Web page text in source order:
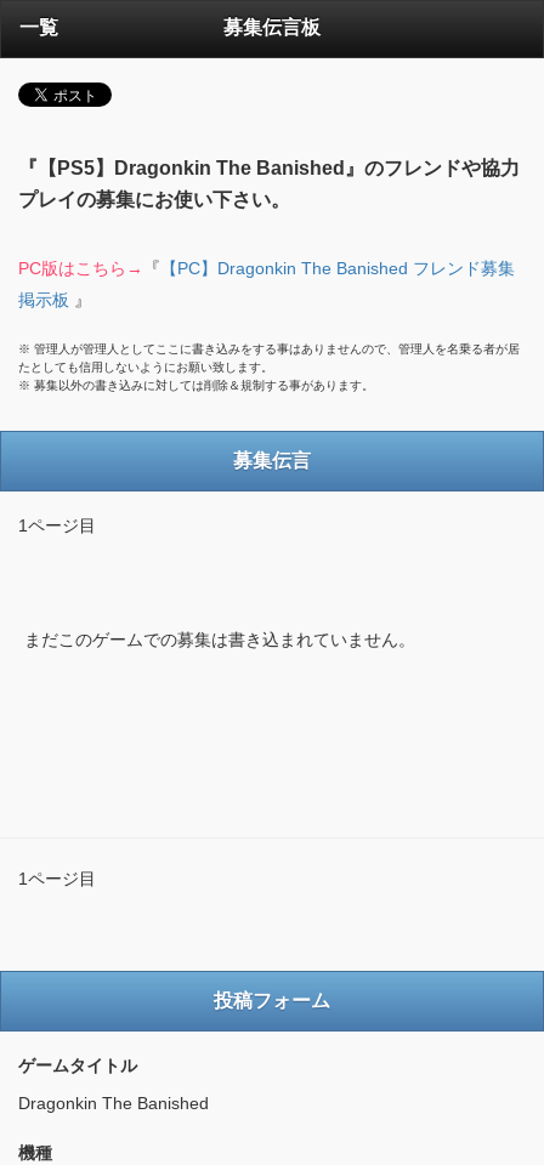
一覧 募集伝言板
『【PS5】Dragonkin The Banished』のフレンドや協力
プレイの募集にお使い下さい。
PC版はこちら→ 『 【PC】Dragonkin The Banished フレンド募集
掲示板 』
※ 管理人が管理人としてここに書き込みをする事はありませんので、管理人を名乗る者が居
たとしても信用しないようにお願い致します。
※ 募集以外の書き込みに対しては削除＆規制する事があります。
募集伝言
1ページ目
まだこのゲームでの募集は書き込まれていません。
1ページ目
投稿フォーム
ゲームタイトル
Dragonkin The Banished
機種